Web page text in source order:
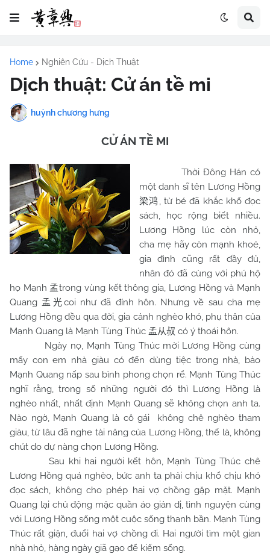
Home Nghiên Cứu - Dịch Thuật
Dịch thuật: Cử án tề mi
huỳnh chương hưng
CỬ ÁN TỀ MI
Thời Đông Hán có
một danh sĩ tên Lương Hồng
梁鸿 , từ bé đã khắc khổ đọc
sách, học rộng biết nhiều.
Lương Hồng lúc còn nhỏ,
cha mẹ hãy còn mạnh khoẻ,
gia đình cũng rất đầy đủ,
nhân đó đã cùng với phú hộ
họ Mạnh 孟trong vùng kết thông gia, Lương Hồng và Mạnh
Quang 孟光coi như đã đính hôn. Nhưng về sau cha mẹ
Lương Hồng đều qua đời, gia cảnh nghèo khó, phụ thân của
Mạnh Quang là Mạnh Tùng Thúc 孟从叔 có ý thoái hôn.
Ngày nọ, Mạnh Tùng Thúc mời Lương Hồng cùng
mấy con em nhà giàu có đến dùng tiệc trong nhà, bảo
Mạnh Quang nấp sau bình phong chọn rể. Mạnh Tùng Thúc
nghĩ rằng, trong số những người đó thì Lương Hồng là
nghèo nhất, nhất định Mạnh Quang sẽ không chọn anh ta.
Nào ngờ, Mạnh Quang là cô gái không chê nghèo tham
giàu, từ lâu đã nghe tài năng của Lương Hồng, thế là, không
chút do dự nàng chọn Lương Hồng.
Sau khi hai người kết hôn, Mạnh Tùng Thúc chê
Lương Hồng quá nghèo, bức anh ta phải chịu khổ chịu khó
đọc sách, không cho phép hai vợ chồng gặp mặt. Mạnh
Quang lại chủ động mặc quần áo giản dị, tình nguyện cùng
với Lương Hồng sống một cuộc sống thanh bần. Mạnh Tùng
Thúc rất giận, đuổi hai vợ chồng đi. Hai người tìm một gian
nhà nhỏ, hàng ngày giã gạo để kiếm sống.